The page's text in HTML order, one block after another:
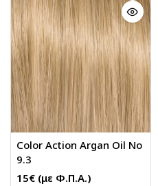
Color Action Argan Oil Νο
9.3
15€ (με Φ.Π.Α.)